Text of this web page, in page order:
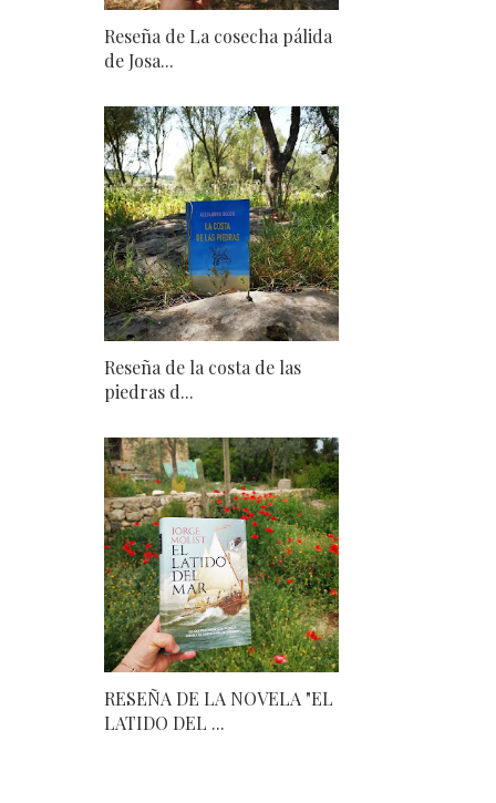
Reseña de La cosecha pálida
de Josa...
Reseña de la costa de las
piedras d...
RESEÑA DE LA NOVELA "EL
LATIDO DEL ...